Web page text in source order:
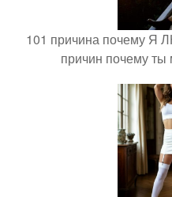
101 причина почему Я
причин почему ты